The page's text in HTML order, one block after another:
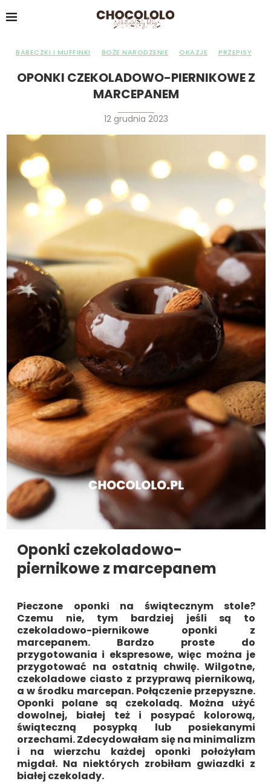
BABECZKI I MUFFINKI BOŻE NARODZENIE OKAZJE PRZEPISY
OPONKI CZEKOLADOWO-PIERNIKOWE Z
MARCEPANEM
12 grudnia 2023
Oponki czekoladowo-
piernikowe z marcepanem
Pieczone oponki na świątecznym stole?
Czemu nie, tym bardziej jeśli są to
czekoladowo-piernikowe oponki z
marcepanem. Bardzo proste do
przygotowania i ekspresowe, więc można je
przygotować na ostatnią chwilę. Wilgotne,
czekoladowe ciasto z przyprawą piernikową,
a w środku marcepan. Połączenie przepyszne.
Oponki polane są czekoladą. Można użyć
dowolnej, białej też i posypać kolorową,
świąteczną posypką lub posiekanymi
orzechami. Zdecydowałam się na minimalizm
i na wierzchu każdej oponki położyłam
migdał. Na niektórych zrobiłam gwiazdki z
białej czekolady.